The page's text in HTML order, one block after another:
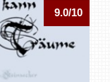
9.0/10